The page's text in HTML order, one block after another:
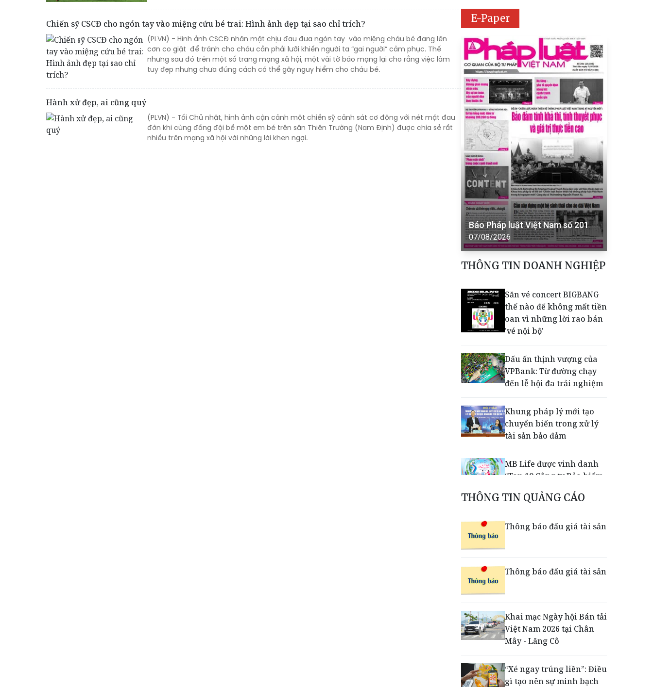
Chiến sỹ CSCĐ cho ngón tay vào miệng cứu bé trai: Hình ảnh đẹp tại sao chỉ trích?
(PLVN) - Hình ảnh CSCĐ nhăn mặt chịu đau đưa ngón tay vào miệng cháu bé đang lên
cơn co giật để tránh cho cháu cắn phải lưỡi khiến người ta “gai người” cảm phục. Thế
nhưng sau đó trên một số trang mạng xã hội, một vài tờ báo mạng lại cho rằng việc làm
tuy đẹp nhưng chưa đúng cách có thể gây nguy hiểm cho cháu bé.
Hành xử đẹp, ai cũng quý
(PLVN) - Tối Chủ nhật, hình ảnh cận cảnh một chiến sỹ cảnh sát cơ động với nét mặt đau
đớn khi cùng đồng đội bế một em bé trên sân Thiên Trường (Nam Định) được chia sẻ rất
nhiều trên mạng xã hội với những lời khen ngợi.
E-Paper
Báo Pháp luật Việt Nam số 201
07/08/2026
THÔNG TIN DOANH NGHIỆP
Săn vé concert BIGBANG
thế nào để không mất tiền
oan vì những lời rao bán
'vé nội bộ'
Dấu ấn thịnh vượng của
VPBank: Từ đường chạy
đến lễ hội đa trải nghiệm
Khung pháp lý mới tạo
chuyển biến trong xử lý
tài sản bảo đảm
MB Life được vinh danh
“Top 10 Công ty Bảo hiểm
Mastercard tiên phong
vật lý
những 'trái tim lỗi'
THÔNG TIN QUẢNG CÁO
Thông báo đấu giá tài sản
Thông báo đấu giá tài sản
Khai mạc Ngày hội Bán tải
Việt Nam 2026 tại Chân
Mây - Lăng Cô
“Xé ngay trúng liền”: Điều
gì tạo nên sự minh bạch